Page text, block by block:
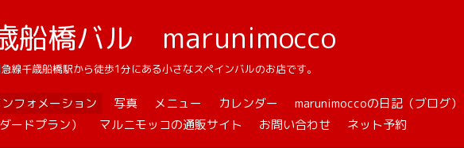
船橋バル marunimocco
線千歳船橋駅から徒歩1分にある小さなスペインバルのお店です。
フォメーション 写真 メニュー カレンダー
marunimoccoの日記（ブログ）
ードプラン）
マルニモッコの通販サイト お問い合わせ ネット予約